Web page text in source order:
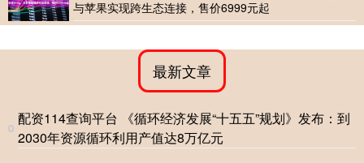
与苹果实现跨生态连接，售价6999元起
最新文章
配资114查询平台 《循环经济发展“十五五”规划》发布：到
2030年资源循环利用产值达8万亿元